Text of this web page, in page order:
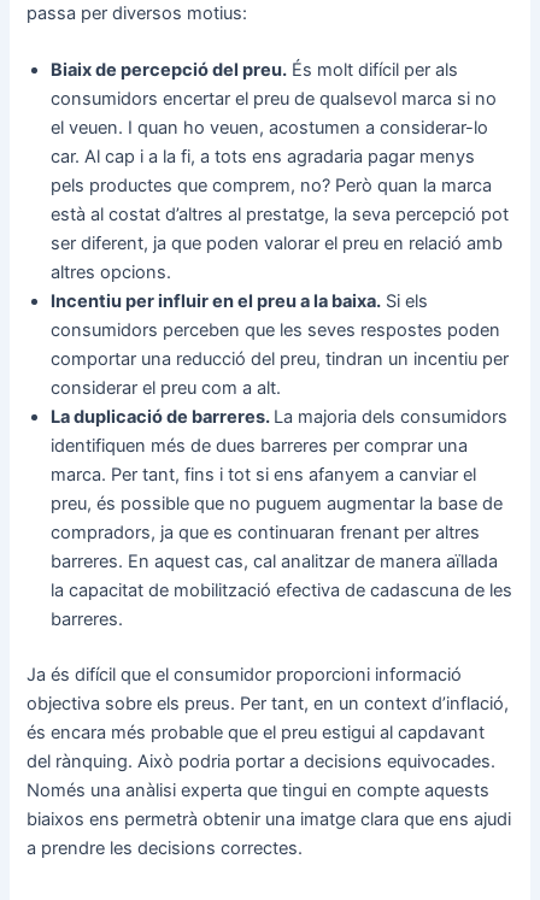
passa per diversos motius:
Biaix de percepció del preu. És molt difícil per als
consumidors encertar el preu de qualsevol marca si no
el veuen. I quan ho veuen, acostumen a considerar-lo
car. Al cap i a la fi, a tots ens agradaria pagar menys
pels productes que comprem, no? Però quan la marca
està al costat d’altres al prestatge, la seva percepció pot
ser diferent, ja que poden valorar el preu en relació amb
altres opcions.
Incentiu per influir en el preu a la baixa. Si els
consumidors perceben que les seves respostes poden
comportar una reducció del preu, tindran un incentiu per
considerar el preu com a alt.
La duplicació de barreres. La majoria dels consumidors
identifiquen més de dues barreres per comprar una
marca. Per tant, fins i tot si ens afanyem a canviar el
preu, és possible que no puguem augmentar la base de
compradors, ja que es continuaran frenant per altres
barreres. En aquest cas, cal analitzar de manera aïllada
la capacitat de mobilització efectiva de cadascuna de les
barreres.
Ja és difícil que el consumidor proporcioni informació
objectiva sobre els preus. Per tant, en un context d’inflació,
és encara més probable que el preu estigui al capdavant
del rànquing. Això podria portar a decisions equivocades.
Només una anàlisi experta que tingui en compte aquests
biaixos ens permetrà obtenir una imatge clara que ens ajudi
a prendre les decisions correctes.